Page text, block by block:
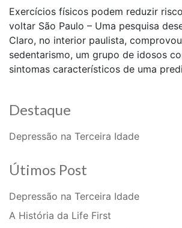
Exercícios físicos podem reduzir
voltar São Paulo – Uma pesquisa
Claro, no interior paulista,
sedentarismo, um grupo de idosos
sintomas característicos de uma
Destaque
Depressão na Terceira Idade
Útimos Post
Depressão na Terceira Idade
A História da Life First